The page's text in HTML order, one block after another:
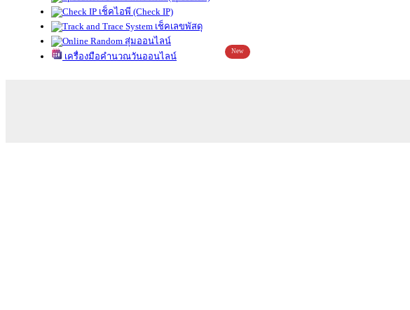
เช็คไอพี (Check IP)
เช็คเลขพัสดุ
สุ่มออนไลน์
เครื่องมือคำนวณวันออนไลน์
New